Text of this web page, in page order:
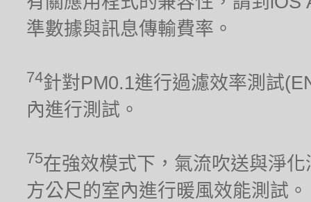
準數據與訊息傳輸費率。
74針對PM0.1進行過濾效率測試
內進行測試。
75在強效模式下，氣流吹送與淨
方公尺的室內進行暖風效能測試。